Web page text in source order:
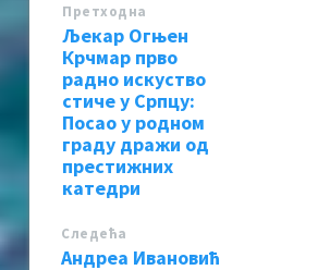
Претходна
Љекар Огњен
Крчмар прво
радно искуство
стиче у Српцу:
Посао у родном
граду дражи од
престижних
катедри
Следећa
Андреа Ивановић